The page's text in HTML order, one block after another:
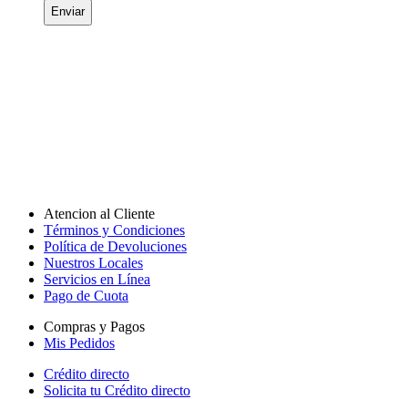
Enviar
Atencion al Cliente
Términos y Condiciones
Política de Devoluciones
Nuestros Locales
Servicios en Línea
Pago de Cuota
Compras y Pagos
Mis Pedidos
Crédito directo
Solicita tu Crédito directo